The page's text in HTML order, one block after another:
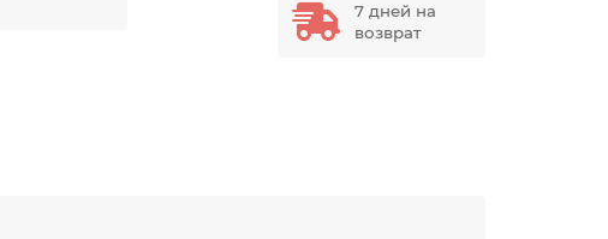
7 дней на
возврат